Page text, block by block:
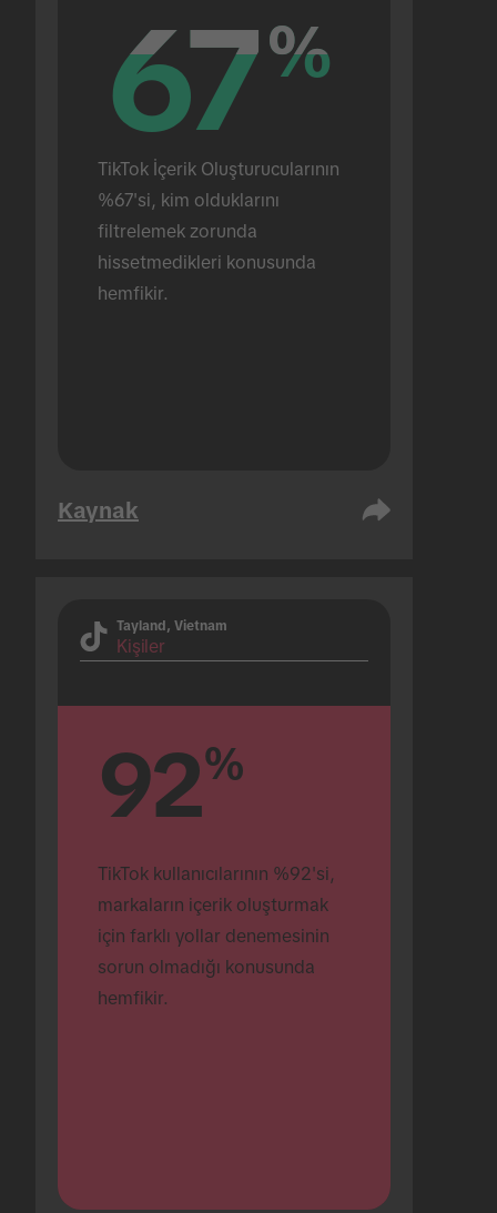
67%
67%
TikTok İçerik Oluşturucularının
%67'si, kim olduklarını
filtrelemek zorunda
hissetmedikleri konusunda
hemfikir.
Kaynak
Tayland, Vietnam
Kişiler
92%
TikTok kullanıcılarının %92'si,
markaların içerik oluşturmak
için farklı yollar denemesinin
sorun olmadığı konusunda
hemfikir.